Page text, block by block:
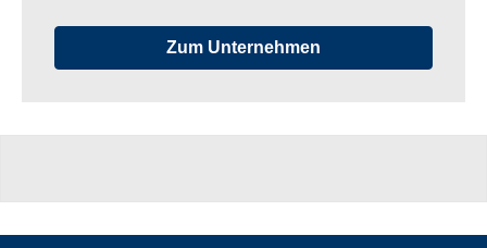
Zum Unternehmen